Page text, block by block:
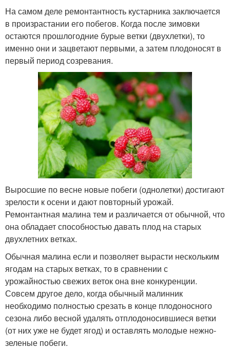
На самом деле ремонтантность кустарника заключается
в произрастании его побегов. Когда после зимовки
остаются прошлогодние бурые ветки (двухлетки), то
именно они и зацветают первыми, а затем плодоносят в
первый период созревания.
Выросшие по весне новые побеги (однолетки) достигают
зрелости к осени и дают повторный урожай.
Ремонтантная малина тем и различается от обычной, что
она обладает способностью давать плод на старых
двухлетних ветках.
Обычная малина если и позволяет вырасти нескольким
ягодам на старых ветках, то в сравнении с
урожайностью свежих веток она вне конкуренции.
Совсем другое дело, когда обычный малинник
необходимо полностью срезать в конце плодоносного
сезона либо весной удалять отплодоносившиеся ветки
(от них уже не будет ягод) и оставлять молодые нежно-
зеленые побеги.